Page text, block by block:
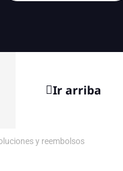
Ir arriba
y reembolsos